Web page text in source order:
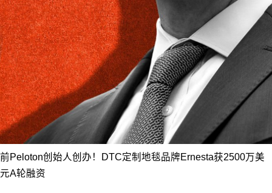
前Peloton创始人创办！DTC定制地毯品牌Ernesta获2500万美
元A轮融资